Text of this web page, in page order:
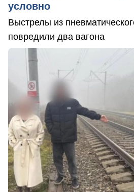
условно
Выстрелы из
повредили два вагона